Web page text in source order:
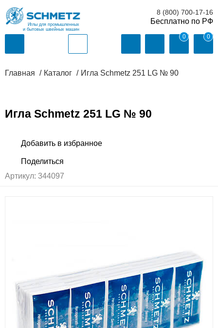
Иглы для промышленных
и бытовых швейных машин
8 (800) 700-17-16
0 0
Главная Каталог Игла Schmetz 251 LG № 90
Игла Schmetz 251 LG № 90
Артикул: 344097